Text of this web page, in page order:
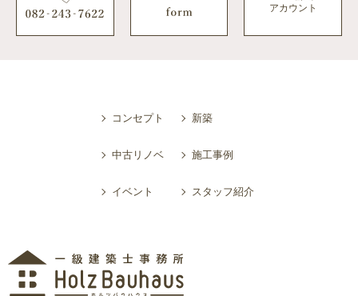
アカウント
コンセプト 新築
中古リノベ 施工事例
イベント スタッフ紹介